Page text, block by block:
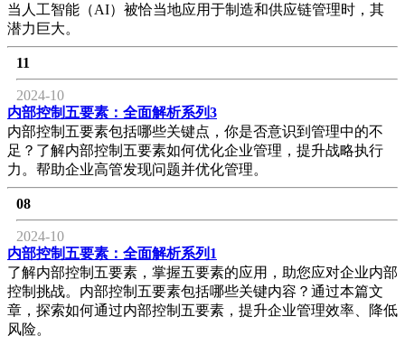
当人工智能（AI）被恰当地应用于制造和供应链管理时，其
潜力巨大。
11
2024-10
内部控制五要素：全面解析系列3
内部控制五要素包括哪些关键点，你是否意识到管理中的不
足？了解内部控制五要素如何优化企业管理，提升战略执行
力。帮助企业高管发现问题并优化管理。
08
2024-10
内部控制五要素：全面解析系列1
了解内部控制五要素，掌握五要素的应用，助您应对企业内部
控制挑战。内部控制五要素包括哪些关键内容？通过本篇文
章，探索如何通过内部控制五要素，提升企业管理效率、降低
风险。